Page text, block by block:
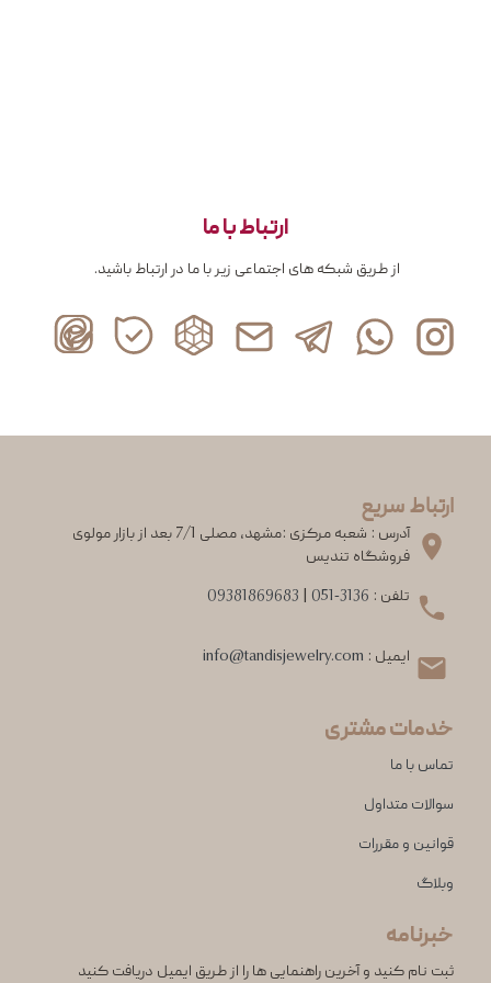
ارتباط با ما
از طریق شبکه های اجتماعی زیر با ما در ارتباط باشید.
ارتباط سریع
آدرس : شعبه مرکزی :مشهد، مصلی 7/1 بعد از بازار مولوی
فروشگاه تندیس
تلفن : 051-3136
09381869683
ایمیل : info@tandisjewelry.com
خدمات مشتری
تماس با ما
سوالات متداول
قوانین و مقررات
وبلاگ
خبرنامه
ثبت نام کنید و آخرین راهنمایی ها را از طریق ایمیل دریافت کنید